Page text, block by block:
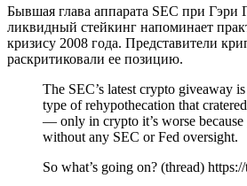
Бывшая глава аппарата SEC при Гэри
ликвидный стейкинг напоминает
кризису 2008 года. Представители
раскритиковали ее позицию.
The SEC’s latest crypto giveaway
type of rehypothecation that
— only in crypto it’s worse
without any SEC or Fed oversight.
So what’s going on? (thread)